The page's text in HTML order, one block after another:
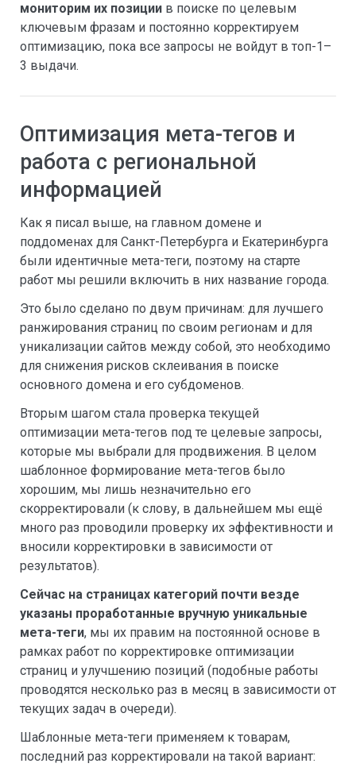
мониторим их позиции в поиске по целевым
ключевым фразам и постоянно корректируем
оптимизацию, пока все запросы не войдут в топ-1–
3 выдачи.
Оптимизация мета-тегов и
работа с региональной
информацией
Как я писал выше, на главном домене и
поддоменах для Санкт-Петербурга и Екатеринбурга
были идентичные мета-теги, поэтому на старте
работ мы решили включить в них название города.
Это было сделано по двум причинам: для лучшего
ранжирования страниц по своим регионам и для
уникализации сайтов между собой, это необходимо
для снижения рисков склеивания в поиске
основного домена и его субдоменов.
Вторым шагом стала проверка текущей
оптимизации мета-тегов под те целевые запросы,
которые мы выбрали для продвижения. В целом
шаблонное формирование мета-тегов было
хорошим, мы лишь незначительно его
скорректировали (к слову, в дальнейшем мы ещё
много раз проводили проверку их эффективности и
вносили корректировки в зависимости от
результатов).
Сейчас на страницах категорий почти везде
указаны проработанные вручную уникальные
мета-теги, мы их правим на постоянной основе в
рамках работ по корректировке оптимизации
страниц и улучшению позиций (подобные работы
проводятся несколько раз в месяц в зависимости от
текущих задач в очереди).
Шаблонные мета-теги применяем к товарам,
последний раз корректировали на такой вариант: